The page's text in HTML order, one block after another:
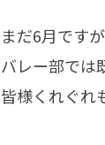
まだ6月です
バレー部では
皆様くれぐれ